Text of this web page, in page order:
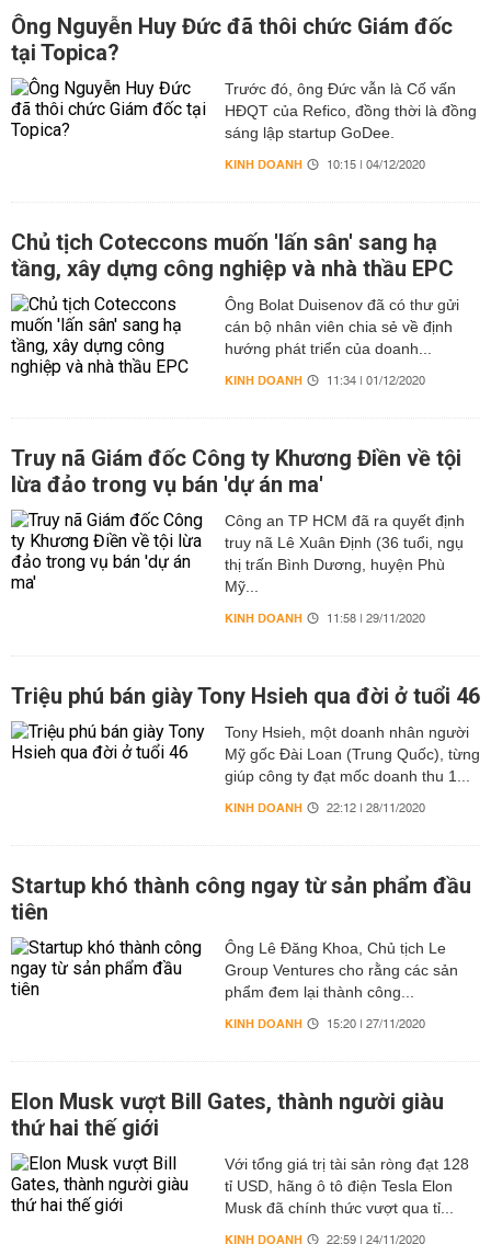
Ông Nguyễn Huy Đức đã thôi chức Giám đốc
tại Topica?
Trước đó, ông Đức vẫn là Cố vấn
HĐQT của Refico, đồng thời là đồng
sáng lập startup GoDee.
KINH DOANH 10:15 | 04/12/2020
Chủ tịch Coteccons muốn 'lấn sân' sang hạ
tầng, xây dựng công nghiệp và nhà thầu EPC
Ông Bolat Duisenov đã có thư gửi
cán bộ nhân viên chia sẻ về định
hướng phát triển của doanh...
KINH DOANH 11:34 | 01/12/2020
Truy nã Giám đốc Công ty Khương Điền về tội
lừa đảo trong vụ bán 'dự án ma'
Công an TP HCM đã ra quyết định
truy nã Lê Xuân Định (36 tuổi, ngụ
thị trấn Bình Dương, huyện Phù
Mỹ...
KINH DOANH 11:58 | 29/11/2020
Triệu phú bán giày Tony Hsieh qua đời ở tuổi 46
Tony Hsieh, một doanh nhân người
Mỹ gốc Đài Loan (Trung Quốc), từng
giúp công ty đạt mốc doanh thu 1...
KINH DOANH 22:12 | 28/11/2020
Startup khó thành công ngay từ sản phẩm đầu
tiên
Ông Lê Đăng Khoa, Chủ tịch Le
Group Ventures cho rằng các sản
phẩm đem lại thành công...
KINH DOANH 15:20 | 27/11/2020
Elon Musk vượt Bill Gates, thành người giàu
thứ hai thế giới
Với tổng giá trị tài sản ròng đạt 128
tỉ USD, hãng ô tô điện Tesla Elon
Musk đã chính thức vượt qua tỉ...